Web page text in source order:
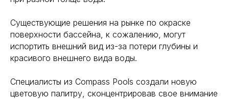
Существующие решения на рынке по окраске
поверхности бассейна, к сожалению, могут
испортить внешний вид из-за потери глубины и
красивого внешнего вида воды.
Специалисты из Compass Pools создали новую
цветовую палитру, сконцентрировав свое внимание